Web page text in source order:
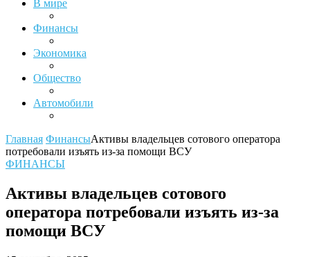
В мире
Финансы
Экономика
Общество
Автомобили
Главная ФинансыАктивы владельцев сотового оператора
потребовали изъять из-за помощи ВСУ
ФИНАНСЫ
Активы владельцев сотового
оператора потребовали изъять из-за
помощи ВСУ